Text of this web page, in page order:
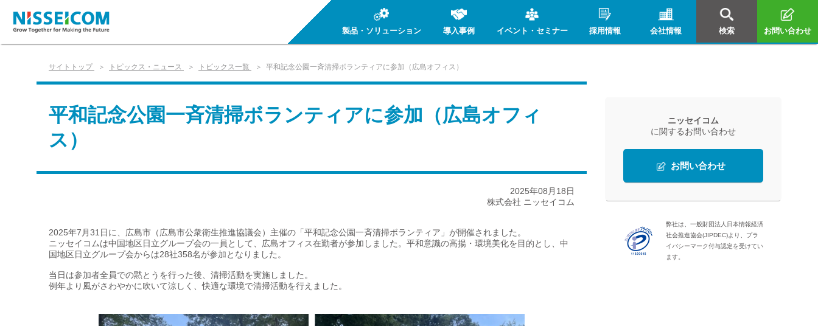
製品・ソリューション 導入事例 イベント・セミナー 採用情報 会社情報 検索 お問い合わせ
サイトトップ トピックス・ニュース トピックス一覧 平和記念公園一斉清掃ボランティアに参加（広島オフィス）
平和記念公園一斉清掃ボランティアに参加（広島オフィ
ス）
2025年08月18日
株式会社 ニッセイコム
2025年7月31日に、広島市（広島市公衆衛生推進協議会）主催の「平和記念公園一斉清掃ボランティア」が開催されました。
ニッセイコムは中国地区日立グループ会の一員として、広島オフィス在勤者が参加しました。平和意識の高揚・環境美化を目的とし、中
国地区日立グループ会からは28社358名が参加となりました。
当日は参加者全員での黙とうを行った後、清掃活動を実施しました。
例年より風がさわやかに吹いて涼しく、快適な環境で清掃活動を行えました。
ニッセイコム
に関するお問い合わせ
お問い合わせ
弊社は、一般財団法人日本情報経済
社会推進協会(JIPDEC)より、プラ
イバシーマーク付与認定を受けてい
ます。